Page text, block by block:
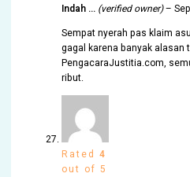
Indah … (verified owner)–
Sempat nyerah pas klaim
gagal karena banyak alasan
PengacaraJustitia.com,
ribut.
Rated4
out of 5